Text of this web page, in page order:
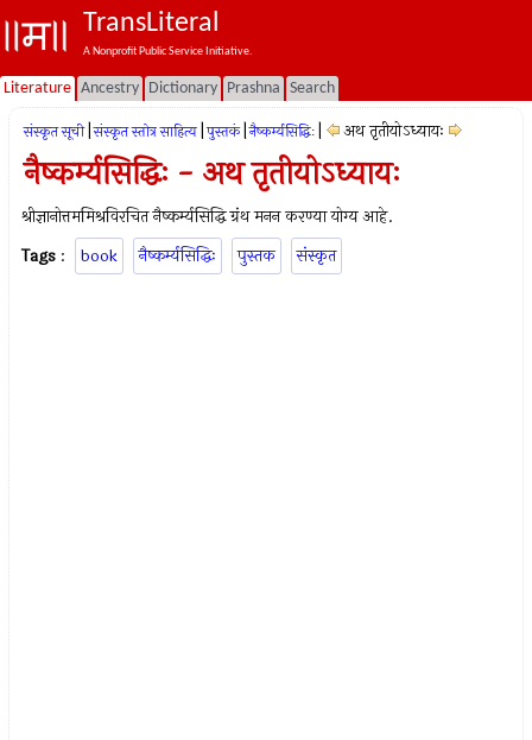
TransLiteral
A Nonprofit Public Service Initiative.
Literature Ancestry Dictionary Prashna Search
संस्कृत सूची संस्कृत स्तोत्र साहित्य पुस्तकं नैष्कर्म्यसिद्धिः अथ तृतीयोऽध्यायः
नैष्कर्म्यसिद्धिः - अथ तृतीयोऽध्यायः
श्रीज्ञानोत्तममिश्रविरचित नैष्कर्म्यसिद्धि ग्रंथ मनन करण्या योग्य आहे.
Tags : book नैष्कर्म्यसिद्धिः पुस्तक संस्कृत